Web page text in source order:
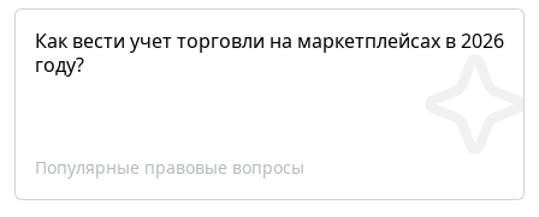
Как вести учет торговли на маркетплейсах в 2026
году?
Популярные правовые вопросы